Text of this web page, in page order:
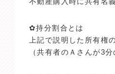
✿持分割合とは
上記で説明した所有権
（共有者のＡさんが3